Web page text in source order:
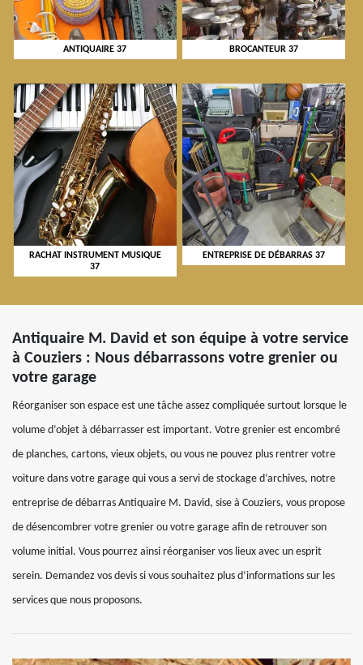
ANTIQUAIRE 37 BROCANTEUR 37
RACHAT INSTRUMENT MUSIQUE
37
ENTREPRISE DE DÉBARRAS 37
Antiquaire M. David et son équipe à votre service
à Couziers : Nous débarrassons votre grenier ou
votre garage
Réorganiser son espace est une tâche assez compliquée surtout lorsque le
volume d’objet à débarrasser est important. Votre grenier est encombré
de planches, cartons, vieux objets, ou vous ne pouvez plus rentrer votre
voiture dans votre garage qui vous a servi de stockage d’archives, notre
entreprise de débarras Antiquaire M. David, sise à Couziers, vous propose
de désencombrer votre grenier ou votre garage afin de retrouver son
volume initial. Vous pourrez ainsi réorganiser vos lieux avec un esprit
serein. Demandez vos devis si vous souhaitez plus d’informations sur les
services que nous proposons.